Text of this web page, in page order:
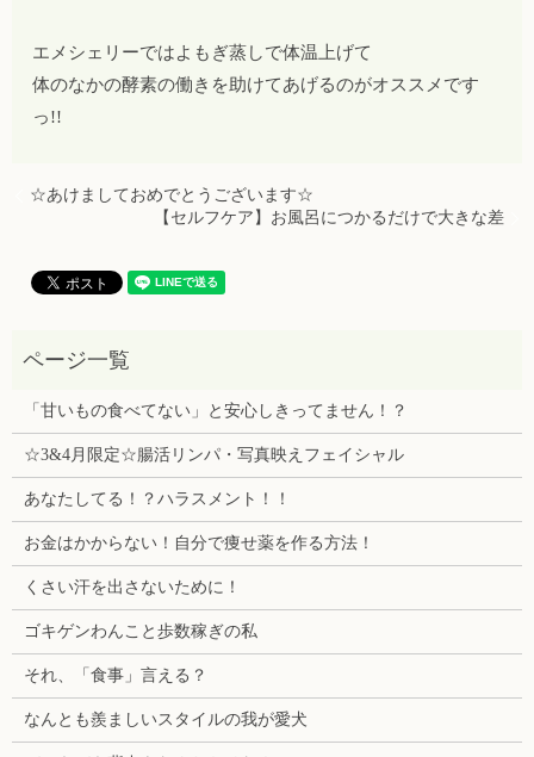
エメシェリーではよもぎ蒸しで体温上げて
体のなかの酵素の働きを助けてあげるのがオススメです
っ!!
☆あけましておめでとうございます☆
【セルフケア】お風呂につかるだけで大きな差
「甘いもの食べてない」と安心しきってません！？
☆3&4月限定☆腸活リンパ・写真映えフェイシャル
あなたしてる！？ハラスメント！！
お金はかからない！自分で痩せ薬を作る方法！
くさい汗を出さないために！
ゴキゲンわんこと歩数稼ぎの私
それ、「食事」言える？
なんとも羨ましいスタイルの我が愛犬